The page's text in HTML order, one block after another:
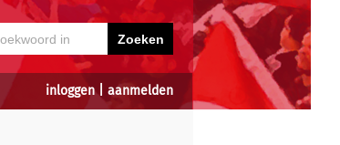
inloggen| aanmelden